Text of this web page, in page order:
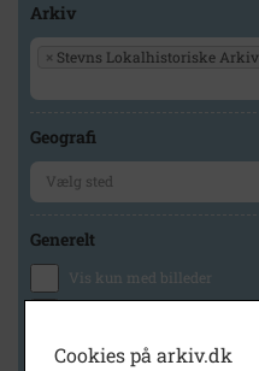
Arkiv
× Stevns Lokalhistoriske Arkiv
Geografi
Generelt
Vis kun med billeder
Vis kun med lydklip
Cookies på arkiv.dk